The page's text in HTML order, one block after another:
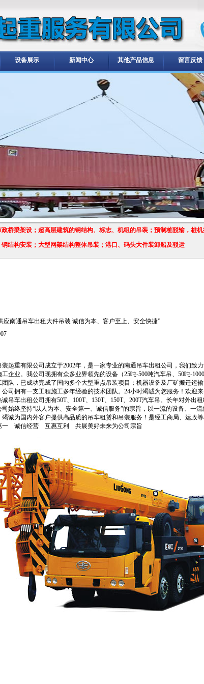
设备展示 新闻中心 其他产品信息 留言反馈
桥梁架设；超高层建筑的钢结构、标志、机组的吊装；预制桩驳输，桩
结构安装；大型网架结构整体吊装；港口、码头大件装卸船及驳运
应南通吊车出租大件吊装 诚信为本、客户至上、安全快捷”
装起重有限公司成立于2002年，是一家专业的南通吊车出租公司，我们致
企业。我公司现拥有众多业界领先的设备（25吨-500吨汽车吊、50吨-
团队，已成功完成了国内多个大型重点吊装项目；机器设备及厂矿搬迁运
司拥有一支工程施工多年经验的技术团队。24小时竭诚为您服务！欢迎来
车出租公司拥有50T、100T、130T、150T、200T汽车吊。长年对外出
司始终坚持“以人为本、安全第一、诚信服务”的宗旨，以一流的设备、一
竭诚为国内外客户提供高品质的吊车租赁和吊装服务！是经工商局、运政
诚信经营 互惠互利 共展美好未来为公司宗旨